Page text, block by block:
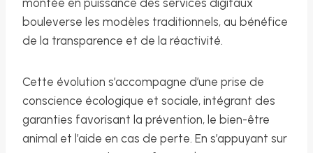
bouleverse les modèles traditionnels, au bénéfice
de la transparence et de la réactivité.
Cette évolution s’accompagne d’une prise de
conscience écologique et sociale, intégrant des
garanties favorisant la prévention, le bien-être
animal et l’aide en cas de perte. En s’appuyant sur